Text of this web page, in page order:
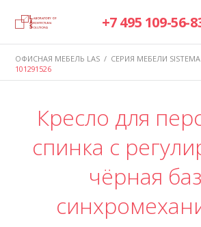
+7 495 109-56-
ОФИСНАЯ МЕБЕЛЬ LAS / СЕРИЯ МЕБЕЛИ SISTEMA
101291526
Кресло для
спинка c
чёрная